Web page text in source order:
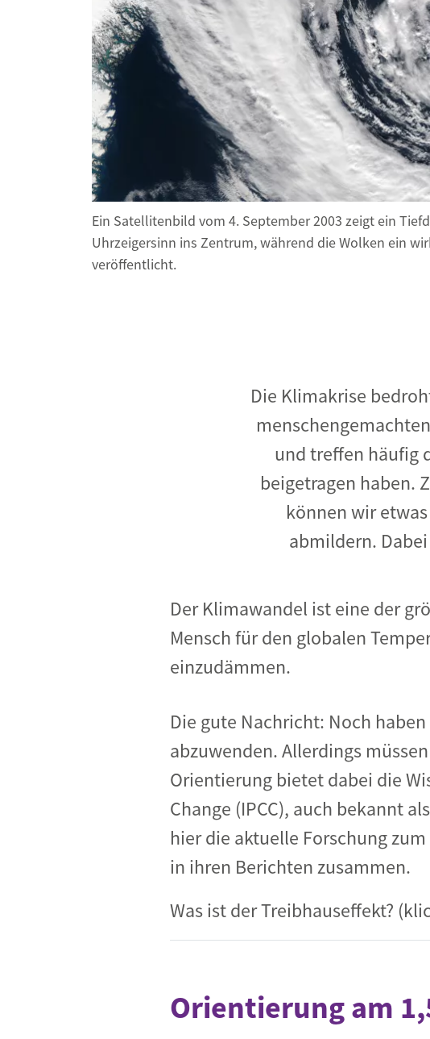
Industrietransformation
Klimafinanzierung
Wirtschaft, Finanzen & Handel
Sustainable Finance
Unternehmensverantwortung
Globaler Handel
Ressourcen & Kreislaufwirtschaft
Ein Satellitenbild vom 4. September 2003 zeigt ein
Uhrzeigersinn ins Zentrum, während die Wolken ein
veröffentlicht.
Die Klimakrise
und treffen häufig
beigetragen haben.
können wir
abmildern.
Der Klimawandel ist eine der
Mensch für den globalen
einzudämmen.
Die gute Nachricht: Noch
abzuwenden. Allerdings
Orientierung bietet dabei die
Change (IPCC), auch bekannt
hier die aktuelle Forschung
in ihren Berichten zusammen.
Was ist der Treibhauseffekt?
Orientierung am